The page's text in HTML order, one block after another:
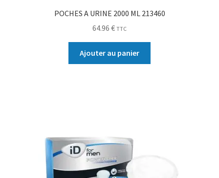
POCHES A URINE 2000 ML 213460
64.96 € TTC
Ajouter au panier